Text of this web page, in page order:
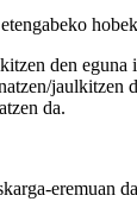
den eguna
jaulkitzen
da.
eremuan